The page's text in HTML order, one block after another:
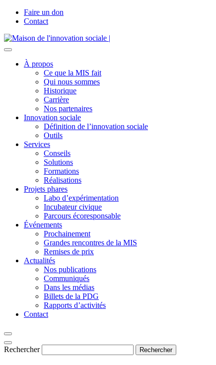
Faire un don
Contact
À propos
Ce que la MIS fait
Qui nous sommes
Historique
Carrière
Nos partenaires
Innovation sociale
Définition de l’innovation sociale
Outils
Services
Conseils
Solutions
Formations
Réalisations
Projets phares
Labo d’expérimentation
Incubateur civique
Parcours écoresponsable
Événements
Prochainement
Grandes rencontres de la MIS
Remises de prix
Actualités
Nos publications
Communiqués
Dans les médias
Billets de la PDG
Rapports d’activités
Contact
Rechercher Rechercher